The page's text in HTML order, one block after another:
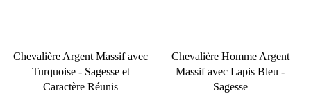
Chevalière Argent Massif avec
Turquoise - Sagesse et
Caractère Réunis
Chevalière Homme Argent
Massif avec Lapis Bleu -
Sagesse